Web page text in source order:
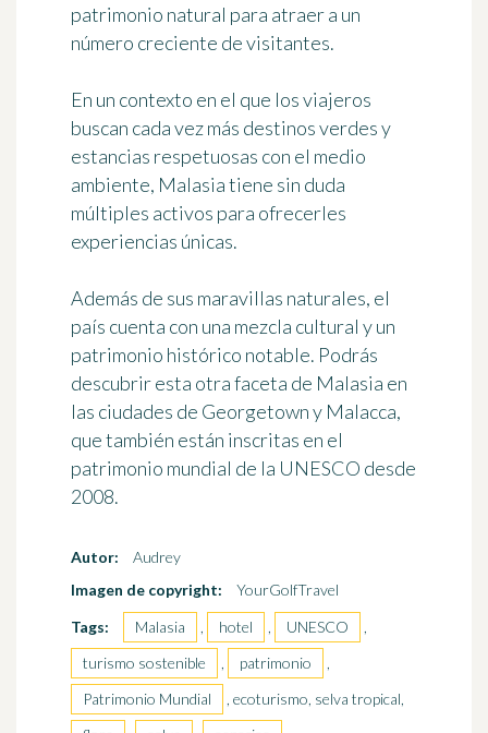
patrimonio natural para atraer a un
número creciente de visitantes.
En un contexto en el que los viajeros
buscan cada vez más destinos verdes y
estancias respetuosas con el medio
ambiente, Malasia tiene sin duda
múltiples activos para ofrecerles
experiencias únicas.
Además de sus maravillas naturales, el
país cuenta con una mezcla cultural y un
patrimonio histórico notable. Podrás
descubrir esta otra faceta de Malasia en
las ciudades de Georgetown y Malacca,
que también están inscritas en el
patrimonio mundial de la UNESCO desde
2008.
Autor:
Audrey
Imagen de copyright:
YourGolfTravel
Tags:
Malasia , hotel , UNESCO
,
turismo sostenible
, patrimonio
,
Patrimonio Mundial
, ecoturismo, selva tropical,